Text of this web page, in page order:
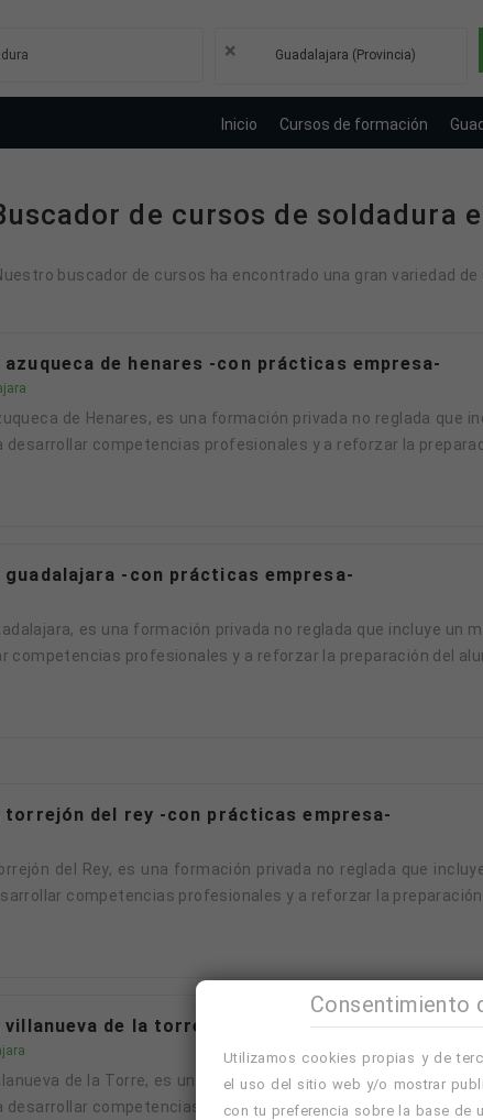
× Guadalajara (Provincia)
Inicio Cursos de formación
de cursos de soldadura
buscador de cursos ha encontrado una gran variedad
azuqueca de henares -con prácticas empresa-
de Henares, es una formación privada no reglada que
competencias profesionales y a reforzar la
guadalajara -con prácticas empresa-
es una formación privada no reglada que incluye
competencias profesionales y a reforzar la preparación del
torrejón del rey -con prácticas empresa-
del Rey, es una formación privada no reglada que
competencias profesionales y a reforzar la preparación
villanueva de la torre -con prácticas empresa-
de la Torre, es una formación privada no reglada que
competencias profesionales y a reforzar la
Consentimiento
Utilizamos cookies propias y de
el uso del sitio web y/o mostrar
con tu preferencia sobre la base de